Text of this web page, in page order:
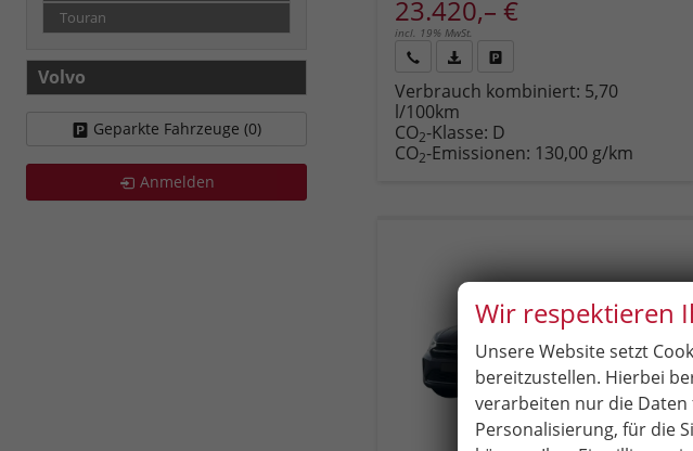
23.420,– €
incl. 19% MwSt.
anfordernDatei,
Fahrzeugexposé
drucken
drucken,
oder
vergleichen
Verbrauch kombiniert: 5,70
l/100km
CO2-Klasse: D
CO2-Emissionen: 130,00 g/km
Touran
Volvo
Geparkte Fahrzeuge (0)
Anmelden
Wir respektieren
Unsere Website setzt
bereitzustellen. Hierbei
verarbeiten nur die
Personalisierung, für die